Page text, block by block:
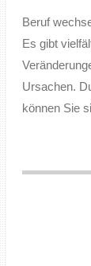
Beruf
Es gibt
Ursachen.
können Sie